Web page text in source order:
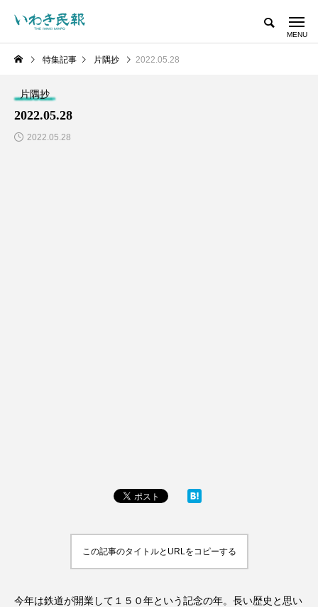
特集記事 片隅抄 2022.05.28
片隅抄
2022.05.28
2022.05.28
この記事のタイトルとURLをコピーする
今年は鉄道が開業して１５０年という記念の年。長い歴史と思い